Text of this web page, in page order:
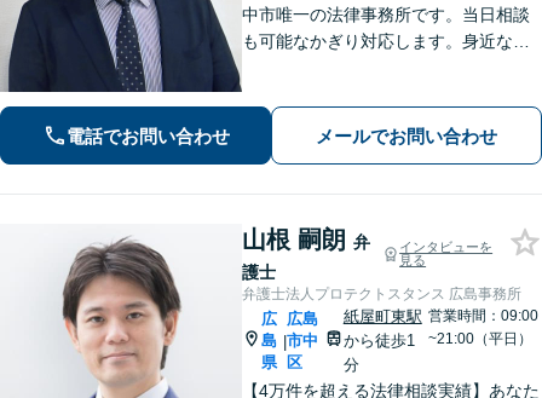
中市唯一の法律事務所です。当日相談
も可能なかぎり対応します。身近な相
とがありましたら、まずはお気軽にご
相談ください。【出張相談に対応】
電話でお問い合わせ メールでお問い合わせ
山根 嗣朗 弁
護士
インタビューを
見る
弁護士法人プロテクトスタンス 広島事務所
広
島
県
|
広島
市中
区
紙屋町東駅
から徒歩1
分
営業時間：09:00
~21:00（平日）
【4万件を超える法律相談実績】あなた